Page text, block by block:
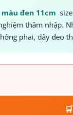
đen 11cm
thâm nhập.
phai, dây đeo